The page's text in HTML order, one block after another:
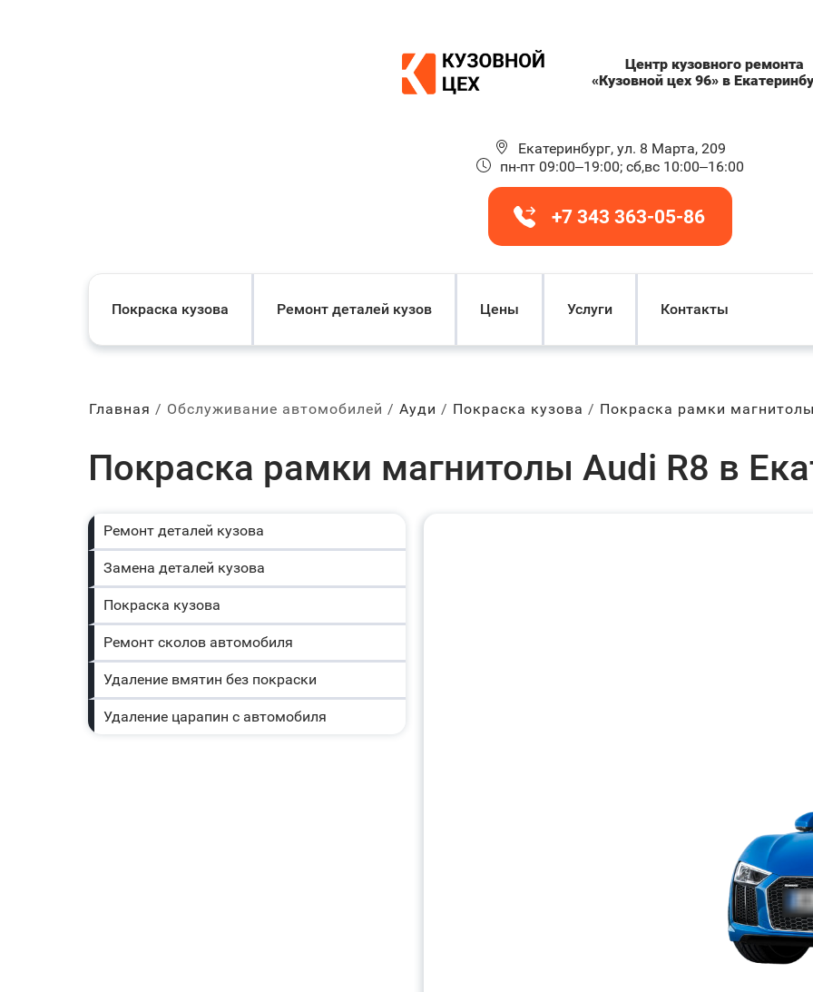
Центр кузовного ремонта
«Кузовной цех 96» в
Екатеринбург, ул. 8 Марта, 209
пн-пт 09:00–19:00; сб,вс 10:00–16:00
+7 343 363-05-86
Покраска кузова Ремонт деталей кузов Цены Услуги Контакты
Главная Обслуживание автомобилей Ауди Покраска кузова Покраска рамки
Покраска рамки магнитолы Audi R8 в
Ремонт деталей кузова
Замена деталей кузова
Покраска кузова
Ремонт сколов автомобиля
Удаление вмятин без покраски
Удаление царапин с автомобиля